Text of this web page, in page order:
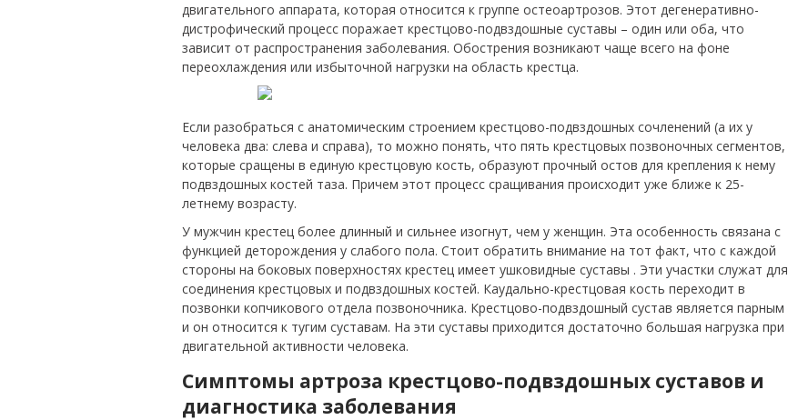
двигательного аппарата, которая относится к группе остеоартрозов. Этот дегенеративно-
дистрофический процесс поражает крестцово-подвздошные суставы – один или оба, что
зависит от распространения заболевания. Обострения возникают чаще всего на фоне
переохлаждения или избыточной нагрузки на область крестца.
Если разобраться с анатомическим строением крестцово-подвздошных сочленений (а их у
человека два: слева и справа), то можно понять, что пять крестцовых позвоночных сегментов,
которые сращены в единую крестцовую кость, образуют прочный остов для крепления к нему
подвздошных костей таза. Причем этот процесс сращивания происходит уже ближе к 25-
летнему возрасту.
У мужчин крестец более длинный и сильнее изогнут, чем у женщин. Эта особенность связана с
функцией деторождения у слабого пола. Стоит обратить внимание на тот факт, что с каждой
стороны на боковых поверхностях крестец имеет ушковидные суставы . Эти участки служат для
соединения крестцовых и подвздошных костей. Каудально-крестцовая кость переходит в
позвонки копчикового отдела позвоночника. Крестцово-подвздошный сустав является парным
и он относится к тугим суставам. На эти суставы приходится достаточно большая нагрузка при
двигательной активности человека.
Симптомы артроза крестцово-подвздошных суставов и
диагностика заболевания